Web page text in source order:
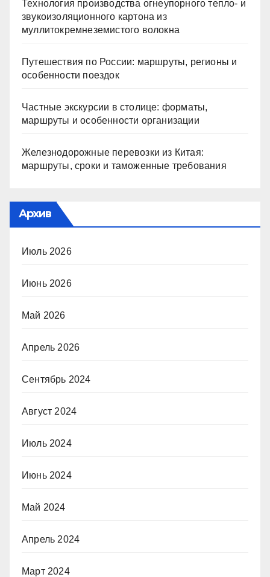
Технология производства огнеупорного тепло- и
звукоизоляционного картона из
муллитокремнеземистого волокна
Путешествия по России: маршруты, регионы и
особенности поездок
Частные экскурсии в столице: форматы,
маршруты и особенности организации
Железнодорожные перевозки из Китая:
маршруты, сроки и таможенные требования
Архив
Июль 2026
Июнь 2026
Май 2026
Апрель 2026
Сентябрь 2024
Август 2024
Июль 2024
Июнь 2024
Май 2024
Апрель 2024
Март 2024